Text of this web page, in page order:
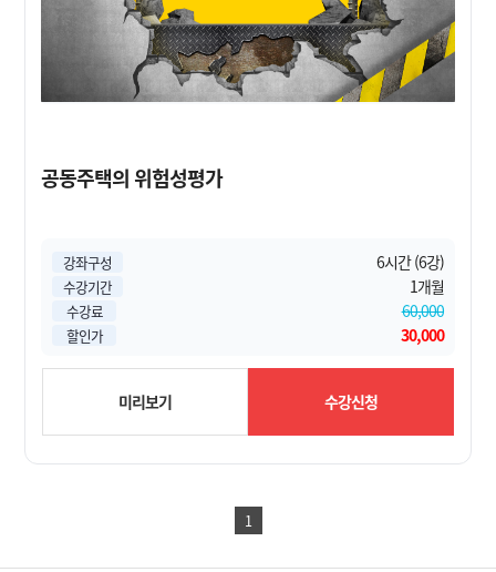
공동주택의 위험성평가
강좌구성 6시간 (6강)
수강기간 1개월
수강료 60,000
할인가 30,000
미리보기 수강신청
1